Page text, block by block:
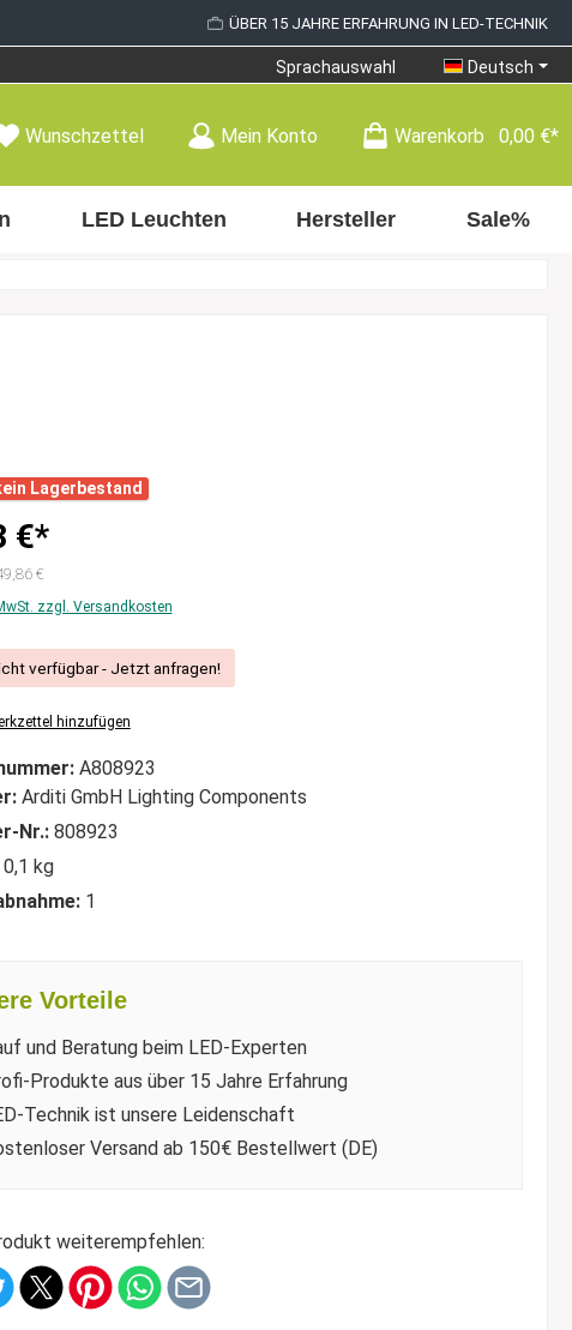
ÜBER 15 JAHRE ERFAHRUNG IN LED-TECHNIK
Sprachauswahl Deutsch
Wunschzettel Mein Konto Warenkorb 0,00 €*
LED Leuchten Hersteller Sale%
Lagerbestand
€*
€
zzgl. Versandkosten
verfügbar - Jetzt anfragen!
hinzufügen
A808923
Arditi GmbH Lighting Components
Nr.: 808923
0,1 kg
1
Vorteile
und Beratung beim LED-Experten
Produkte aus über 15 Jahre Erfahrung
Technik ist unsere Leidenschaft
Versand ab 150€ Bestellwert (DE)
weiterempfehlen: